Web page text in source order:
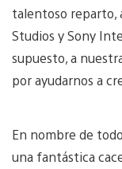
talentoso reparto,
Studios y Sony
supuesto, a
por ayudarnos a
En nombre de
una fantástica